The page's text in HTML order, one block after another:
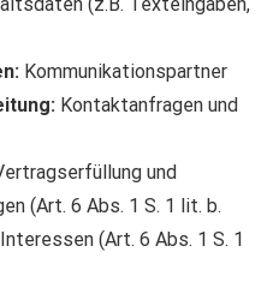
Kommunikationspartner
Kontaktanfragen und
und
(Art. 6 Abs. 1 S. 1 lit. b.
(Art. 6 Abs. 1 S. 1